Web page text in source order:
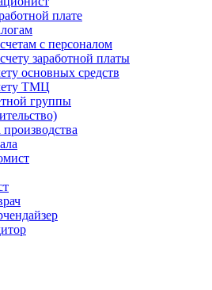
плате
с персоналом
заработной платы
основных средств
ТМЦ
группы